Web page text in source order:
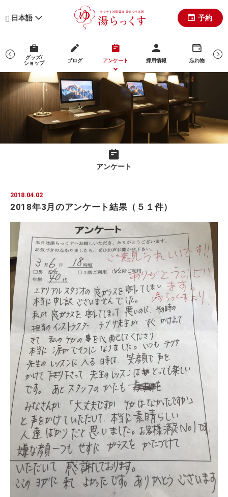
日本語 予約
グッズ/
ショップ
ブログ アンケート 採用情報 忘れ物
アンケート
2018.04.02
2018年3月のアンケート結果（５１件）